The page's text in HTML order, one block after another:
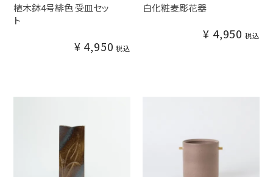
植木鉢4号緋色 受皿セッ
ト
¥ 4,950 税込
白化粧麦彫花器
¥ 4,950 税込